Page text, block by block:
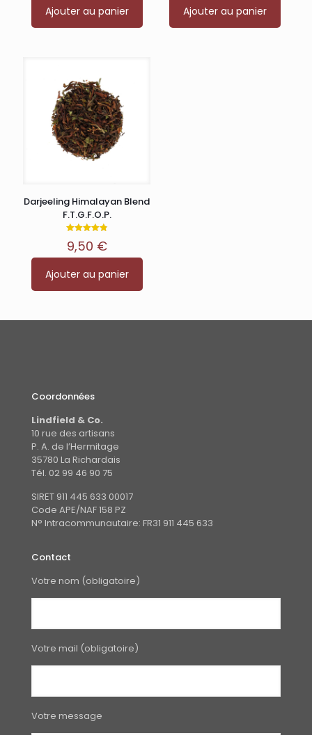
Ajouter au panier Ajouter au panier
Darjeeling Himalayan Blend
F.T.G.F.O.P.
4.83
sur 5
9,50 €
Ajouter au panier
Coordonnées
Lindfield & Co.
10 rue des artisans
P. A. de l’Hermitage
35780 La Richardais
Tél. 02 99 46 90 75
SIRET 911 445 633 00017
Code APE/NAF 158 PZ
N° Intracommunautaire: FR31 911 445 633
Contact
Votre nom (obligatoire)
Votre mail (obligatoire)
Votre message